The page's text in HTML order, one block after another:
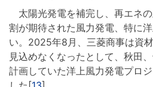
太陽光発電を補完し、再エネ
割が期待された風力発電、特に
い。2025年8月、三菱商事は資
見込めなくなったとして、秋田
計画していた洋上風力発電プロ